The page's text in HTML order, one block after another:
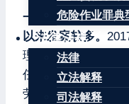
危险作业罪典
法律法规
法律
立法解释
司法解释
一、重大责任事故
以来发案较多。
理审查逮捕的危害
任事故罪是最主要
劳动安全事故罪，